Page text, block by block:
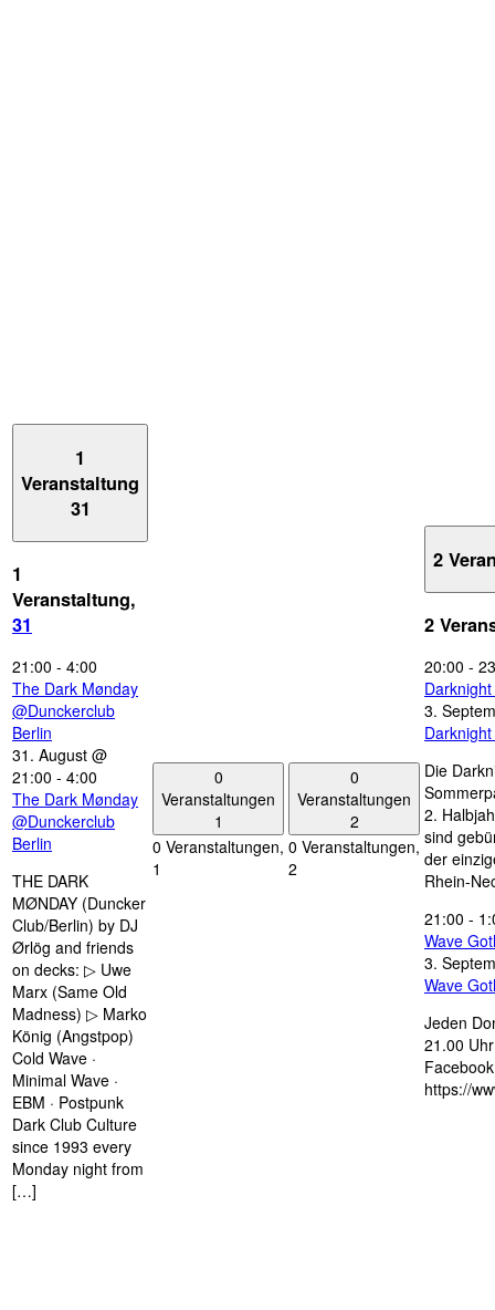
1
Veranstaltung
31
1
Veranstaltung,
31
21:00 - 4:00
The Dark Mønday
@Dunckerclub
Berlin
31. August @
21:00 - 4:00
The Dark Mønday
@Dunckerclub
Berlin
THE DARK
MØNDAY (Duncker
Club/Berlin) by DJ
Ørlög and friends
on decks: ▷ Uwe
Marx (Same Old
Madness) ▷ Marko
König (Angstpop)
Cold Wave ·
Minimal Wave ·
EBM · Postpunk
Dark Club Culture
since 1993 every
Monday night from
[…]
0
Veranstaltungen
1
0 Veranstaltungen,
1
0
Veranstaltungen
2
0 Veranstaltungen,
2
2
2
20:00 -
3.
Die
2.
sind
der
Rhein-
21:00 -
Wave
3.
Wave
Jeden
21.00
https://